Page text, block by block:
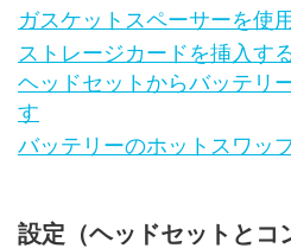
ガスケットスペーサーを使
ストレージカードを挿入す
ヘッドセットからバッテリ
す
バッテリーのホットスワッ
設定（ヘッドセットとコ